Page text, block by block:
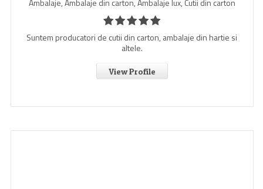
Ambalaje, Ambalaje din carton, Ambalaje lux, Cutii din carton
Suntem producatori de cutii din carton, ambalaje din hartie si
altele.
View Profile